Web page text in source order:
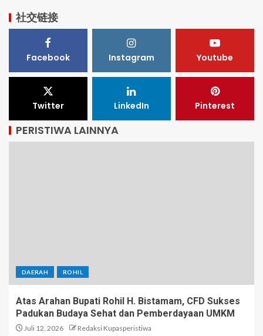
社交链接
Facebook Instagram Youtube
Twitter LinkedIn Pinterest
PERISTIWA LAINNYA
DAERAH ROHIL
Atas Arahan Bupati Rohil H. Bistamam, CFD Sukses
Padukan Budaya Sehat dan Pemberdayaan UMKM
Juli 12, 2026 Redaksi Kupasperistiwa